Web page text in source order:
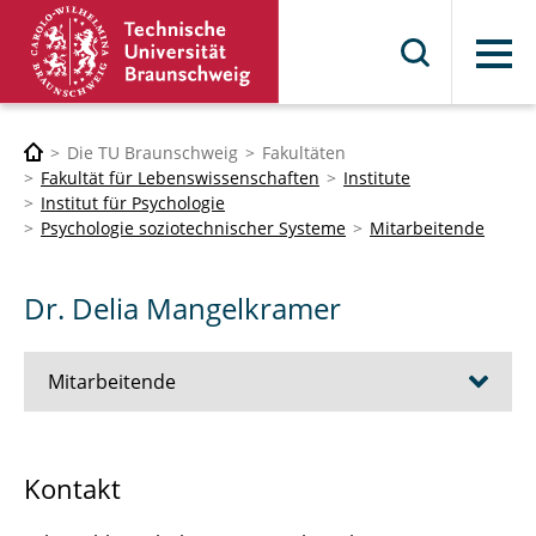
Menü
Die TU Braunschweig
Fakultäten
Fakultät für Lebenswissenschaften
Institute
Institut für Psychologie
Psychologie soziotechnischer Systeme
Mitarbeitende
Dr. Delia Mangelkramer
Mitarbeitende
Kontakt